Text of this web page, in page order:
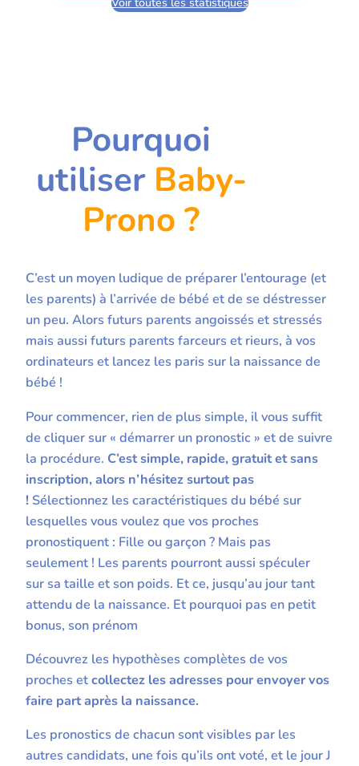
Pourquoi
utiliser Baby-
Prono ?
C’est un moyen ludique de préparer l’entourage (et
les parents) à l’arrivée de bébé et de se déstresser
un peu. Alors futurs parents angoissés et stressés
mais aussi futurs parents farceurs et rieurs, à vos
ordinateurs et lancez les paris sur la naissance de
bébé !
Pour commencer, rien de plus simple, il vous suffit
de cliquer sur « démarrer un pronostic » et de suivre
la procédure. C’est simple, rapide, gratuit et sans
inscription, alors n’hésitez surtout pas
! Sélectionnez les caractéristiques du bébé sur
lesquelles vous voulez que vos proches
pronostiquent : Fille ou garçon ? Mais pas
seulement ! Les parents pourront aussi spéculer
sur sa taille et son poids. Et ce, jusqu’au jour tant
attendu de la naissance. Et pourquoi pas en petit
bonus, son prénom
Découvrez les hypothèses complètes de vos
proches etcollectez les adresses pour envoyer vos
faire part après la naissance.
Les pronostics de chacun sont visibles par les
autres candidats, une fois qu’ils ont voté, et le jour J